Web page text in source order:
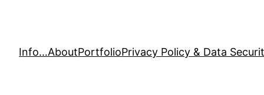
Info…AboutPortfolioPrivacy Policy & Data